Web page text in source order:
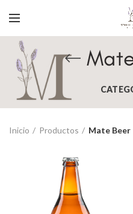
Inicio Productos Mate Beer